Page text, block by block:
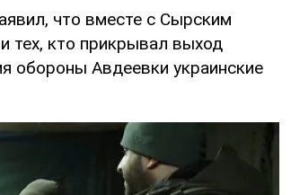
что вместе с Сырским
тех, кто прикрывал выход
обороны Авдеевки украинские